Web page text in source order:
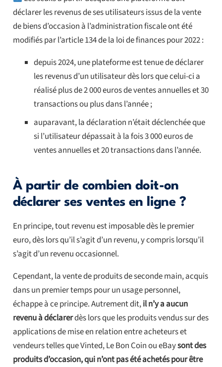
déclarer les revenus de ses utilisateurs issus de la vente
de biens d’occasion à l’administration fiscale ont été
modifiés par l’article 134 de la loi de finances pour 2022 :
depuis 2024, une plateforme est tenue de déclarer
les revenus d’un utilisateur dès lors que celui-ci a
réalisé plus de 2 000 euros de ventes annuelles et 30
transactions ou plus dans l’année ;
auparavant, la déclaration n’était déclenchée que
si l’utilisateur dépassait à la fois 3 000 euros de
ventes annuelles et 20 transactions dans l’année.
À partir de combien doit-on
déclarer ses ventes en ligne ?
En principe, tout revenu est imposable dès le premier
euro, dès lors qu’il s’agit d’un revenu, y compris lorsqu’il
s’agit d’un revenu occasionnel.
Cependant, la vente de produits de seconde main, acquis
dans un premier temps pour un usage personnel,
échappe à ce principe. Autrement dit,il n’y a aucun
revenu à déclarerdès lors que les produits vendus sur des
applications de mise en relation entre acheteurs et
vendeurs telles que Vinted, Le Bon Coin ou eBaysont des
produits d’occasion, qui n’ont pas été achetés pour être